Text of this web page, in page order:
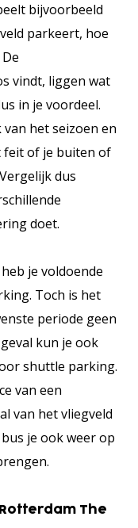
bijvoorbeeld
parkeert, hoe
vindt, liggen wat
in je voordeel.
het seizoen en
feit of je buiten of
dus
doet.
je voldoende
Toch is het
periode geen
kun je ook
shuttle parking.
van een
van het vliegveld
je ook weer op
The